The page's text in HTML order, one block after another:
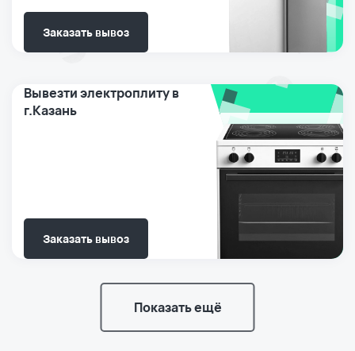
Заказать вывоз
Вывезти электроплиту в
г.Казань
Заказать вывоз
Показать ещё